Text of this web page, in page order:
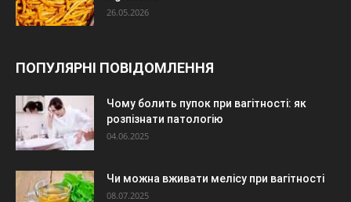
26.05.2026
ПОПУЛЯРНІ ПОВІДОМЛЕННЯ
Чому болить пупок при вагітності: як
розпізнати патологію
04.06.2025
Чи можна вживати мелісу при вагітності
08.07.2025